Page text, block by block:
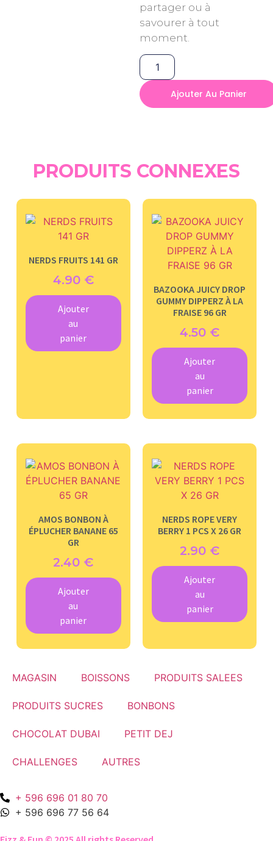
partager ou à
savourer à tout
moment.
Ajouter Au Panier
PRODUITS CONNEXES
NERDS FRUITS 141 GR
4.90 €
Ajouter
au
panier
BAZOOKA JUICY DROP
GUMMY DIPPERZ À LA
FRAISE 96 GR
4.50 €
Ajouter
au
panier
AMOS BONBON À
ÉPLUCHER BANANE 65
GR
2.40 €
Ajouter
au
panier
NERDS ROPE VERY
BERRY 1 PCS X 26 GR
2.90 €
Ajouter
au
panier
MAGASIN BOISSONS PRODUITS SALEES
PRODUITS SUCRES BONBONS
CHOCOLAT DUBAI PETIT DEJ
CHALLENGES AUTRES
+ 596 696 01 80 70
+ 596 696 77 56 64